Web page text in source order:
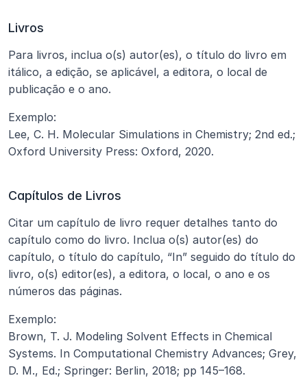
Livros
Para livros, inclua o(s) autor(es), o título do livro em
itálico, a edição, se aplicável, a editora, o local de
publicação e o ano.
Exemplo:
Lee, C. H. Molecular Simulations in Chemistry; 2nd ed.;
Oxford University Press: Oxford, 2020.
Capítulos de Livros
Citar um capítulo de livro requer detalhes tanto do
capítulo como do livro. Inclua o(s) autor(es) do
capítulo, o título do capítulo, “In” seguido do título do
livro, o(s) editor(es), a editora, o local, o ano e os
números das páginas.
Exemplo:
Brown, T. J. Modeling Solvent Effects in Chemical
Systems. In Computational Chemistry Advances; Grey,
D. M., Ed.; Springer: Berlin, 2018; pp 145–168.